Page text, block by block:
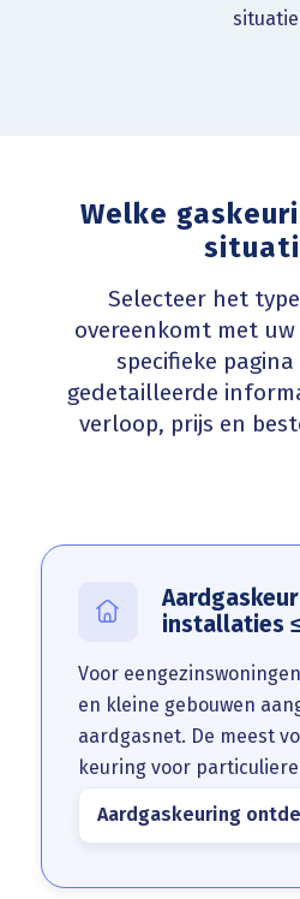
Welke
Selecteer het
overeenkomt met
specifieke
gedetailleerde
verloop, prijs en
installaties
Voor
en kleine gebouwen
aardgasnet. De meest
keuring voor
Aardgaskeuring